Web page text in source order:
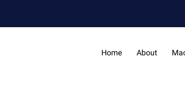
Home About